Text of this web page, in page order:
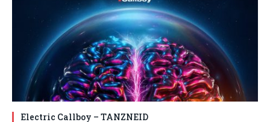
Electric Callboy – TANZNEID